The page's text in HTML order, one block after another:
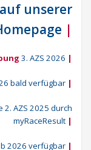
unserer
|
3. AZS 2026 |
bald verfügbar |
2. AZS 2025 durch
myRaceResult |
2026 verfügbar |